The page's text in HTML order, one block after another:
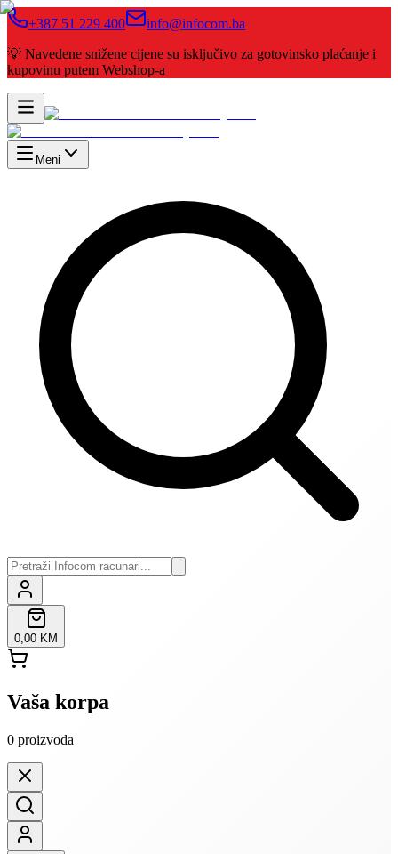
+387 51 229 400
info@infocom.ba
💡 Navedene snižene cijene su isključivo za gotovinsko plaćanje i
kupovinu putem Webshop-a
Meni
0,00 KM
Vaša korpa
0 proizvoda